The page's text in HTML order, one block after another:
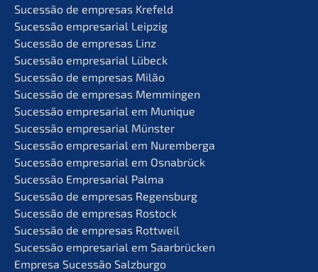
Suces­são de empre­sas Krefeld
Suces­são empre­sa­ri­al Leipzig
Suces­são de empre­sas Linz
Suces­são empre­sa­ri­al Lübeck
Suces­são de empre­sas Milão
Suces­são de empre­sas Memmingen
Suces­são empre­sa­ri­al em Munique
Suces­são empre­sa­ri­al Münster
Suces­são empre­sa­ri­al em Nuremberga
Suces­são empre­sa­ri­al em Osnabrück
Suces­são Empre­sa­ri­al Palma
Suces­são de empre­sas Regensburg
Suces­são de empre­sas Rostock
Suces­são de empre­sas Rottweil
Suces­são empre­sa­ri­al em Saarbrücken
Empre­sa Suces­são Salzburgo